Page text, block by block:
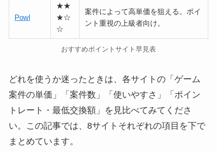
Powl
★★
★☆
☆
案件によって高単価を狙える。ポイ
ント重視の上級者向け。
おすすめポイントサイト早見表
どれを使うか迷ったときは、各サイトの「ゲーム
案件の単価」「案件数」「使いやすさ」「ポイン
トレート・最低交換額」を見比べてみてくださ
い。この記事では、8サイトそれぞれの項目を下で
まとめています。